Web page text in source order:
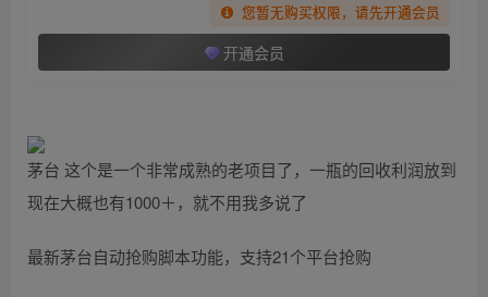
您暂无购买权限，请先开通会员
开通会员
茅台 这个是一个非常成熟的老项目了，一瓶的回收利润放到
现在大概也有1000＋，就不用我多说了
最新茅台自动抢购脚本功能，支持21个平台抢购